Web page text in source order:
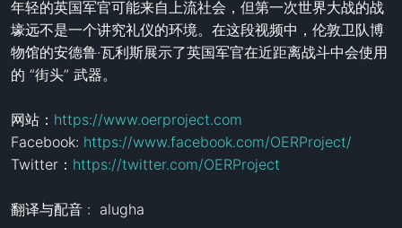
年轻的英国军官可能来自上流社会，但第一次世界大战的战
壕远不是一个讲究礼仪的环境。在这段视频中，伦敦卫队博
物馆的安德鲁·瓦利斯展示了英国军官在近距离战斗中会使用
的 “街头” 武器。
网站： https://www.oerproject.com
Facebook: https://www.facebook.com/OERProject/
Twitter： https://twitter.com/OERProject
翻译与配音 :  alugha